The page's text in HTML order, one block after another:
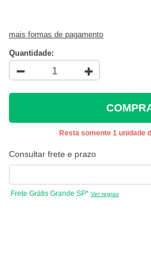
mais formas de pagamento
Quantidade:
Resta somente 1 unidade
Consultar frete e prazo
Frete Grátis Grande SP* Ver regras